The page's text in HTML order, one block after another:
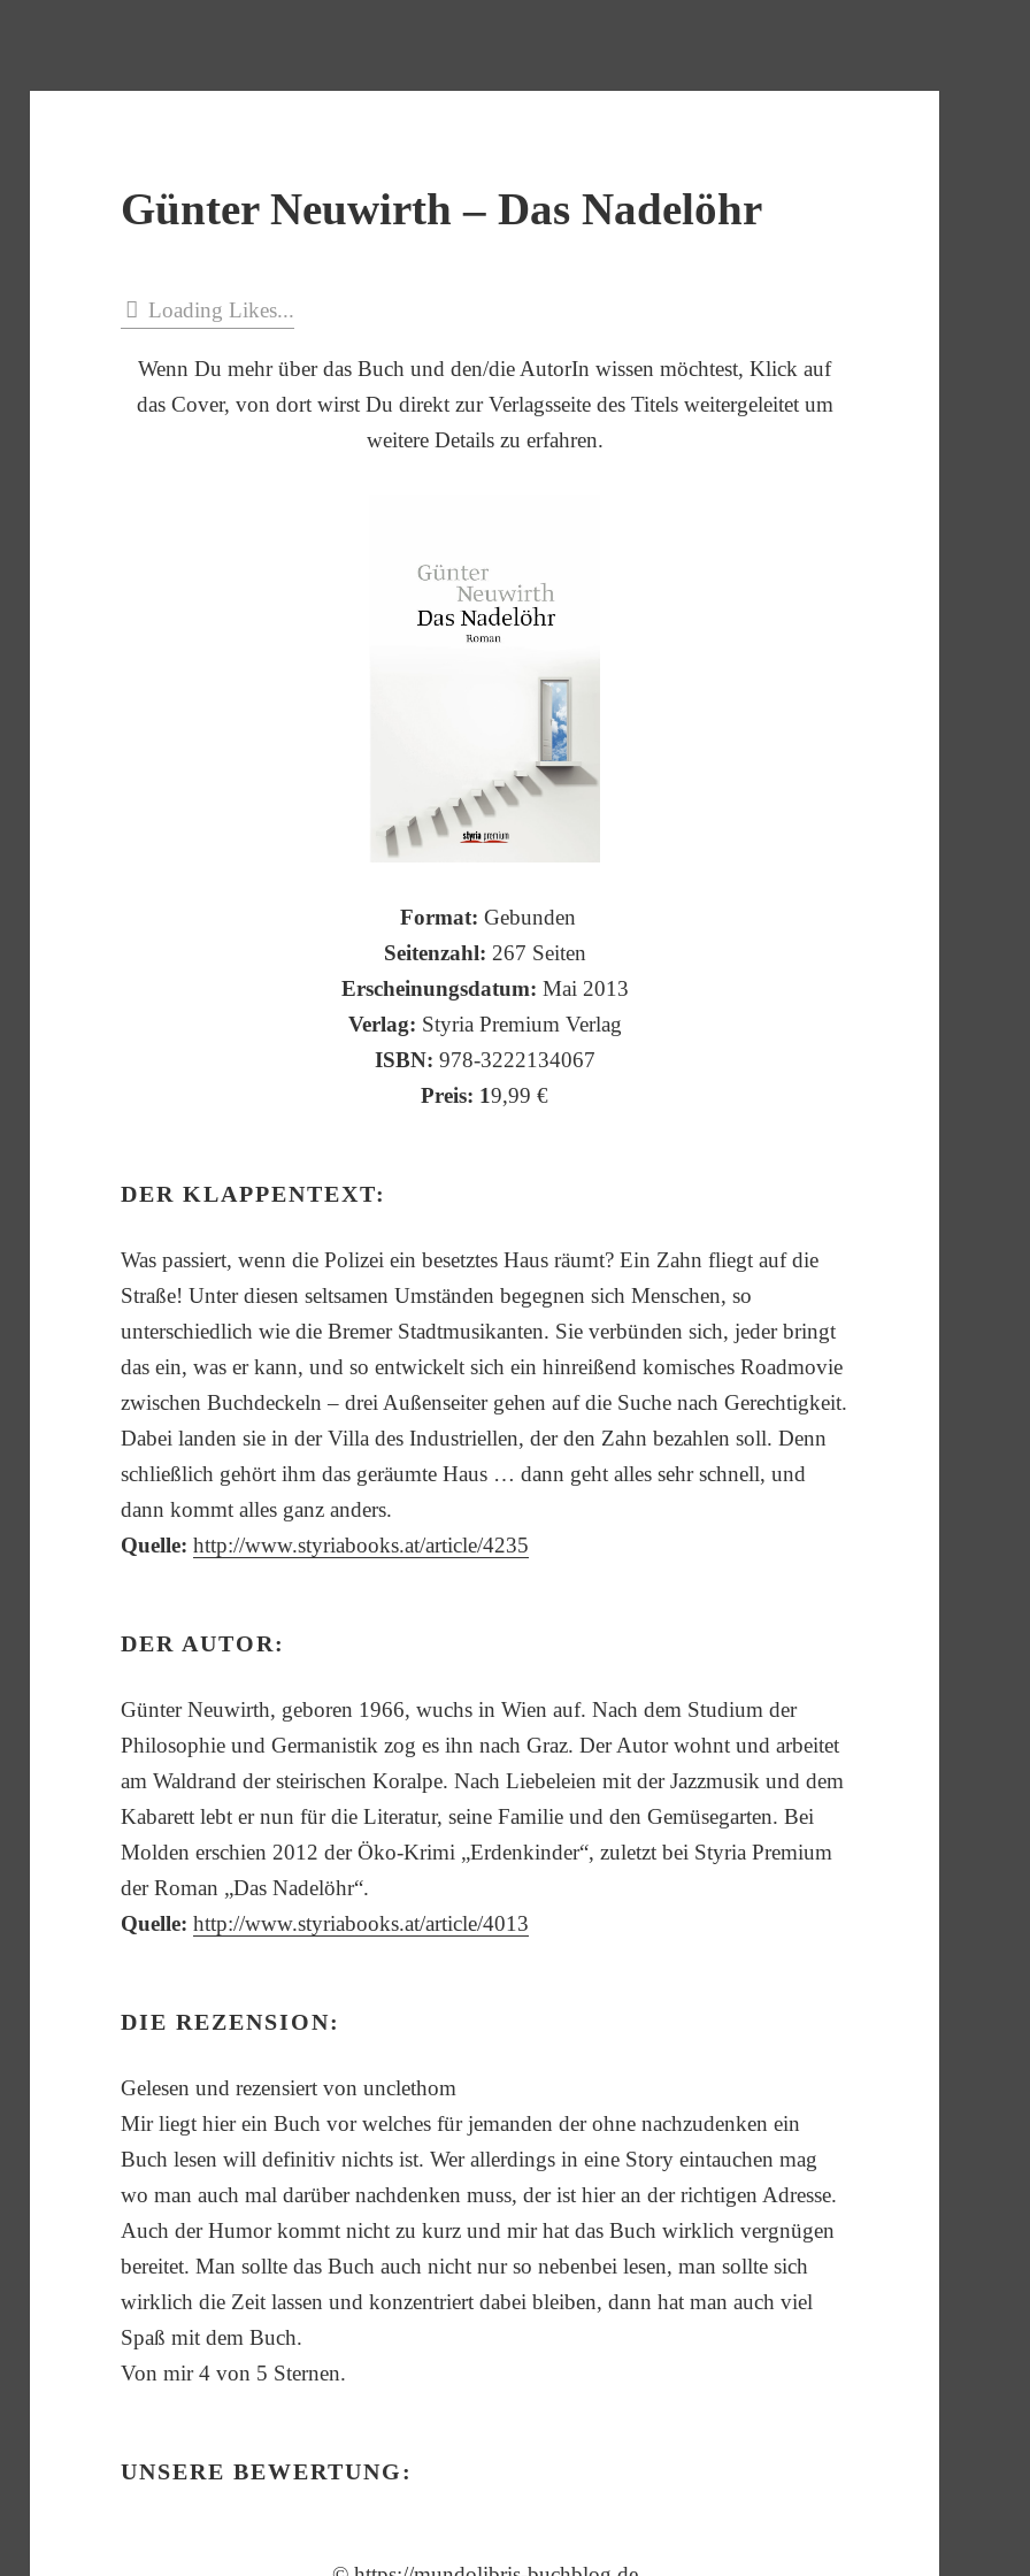
Günter Neuwirth – Das Nadelöhr
Loading Likes...
Wenn Du mehr über das Buch und den/die AutorIn wissen möchtest, Klick auf
das Cover, von dort wirst Du direkt zur Verlagsseite des Titels weitergeleitet um
weitere Details zu erfahren.
Format: Gebunden
Seitenzahl: 267 Seiten
Erscheinungsdatum: Mai 2013
Verlag: Styria Premium Verlag
ISBN: 978-3222134067
Preis: 19,99 €
DER KLAPPENTEXT:
Was passiert, wenn die Polizei ein besetztes Haus räumt? Ein Zahn fliegt auf die
Straße! Unter diesen seltsamen Umständen begegnen sich Menschen, so
unterschiedlich wie die Bremer Stadtmusikanten. Sie verbünden sich, jeder bringt
das ein, was er kann, und so entwickelt sich ein hinreißend komisches Roadmovie
zwischen Buchdeckeln – drei Außenseiter gehen auf die Suche nach Gerechtigkeit.
Dabei landen sie in der Villa des Industriellen, der den Zahn bezahlen soll. Denn
schließlich gehört ihm das geräumte Haus … dann geht alles sehr schnell, und
dann kommt alles ganz anders.
Quelle: http://www.styriabooks.at/article/4235
DER AUTOR:
Günter Neuwirth, geboren 1966, wuchs in Wien auf. Nach dem Studium der
Philosophie und Germanistik zog es ihn nach Graz. Der Autor wohnt und arbeitet
am Waldrand der steirischen Koralpe. Nach Liebeleien mit der Jazzmusik und dem
Kabarett lebt er nun für die Literatur, seine Familie und den Gemüsegarten. Bei
Molden erschien 2012 der Öko-Krimi „Erdenkinder“, zuletzt bei Styria Premium
der Roman „Das Nadelöhr“.
Quelle: http://www.styriabooks.at/article/4013
DIE REZENSION:
Gelesen und rezensiert von unclethom
Mir liegt hier ein Buch vor welches für jemanden der ohne nachzudenken ein
Buch lesen will definitiv nichts ist. Wer allerdings in eine Story eintauchen mag
wo man auch mal darüber nachdenken muss, der ist hier an der richtigen Adresse.
Auch der Humor kommt nicht zu kurz und mir hat das Buch wirklich vergnügen
bereitet. Man sollte das Buch auch nicht nur so nebenbei lesen, man sollte sich
wirklich die Zeit lassen und konzentriert dabei bleiben, dann hat man auch viel
Spaß mit dem Buch.
Von mir 4 von 5 Sternen.
UNSERE BEWERTUNG: